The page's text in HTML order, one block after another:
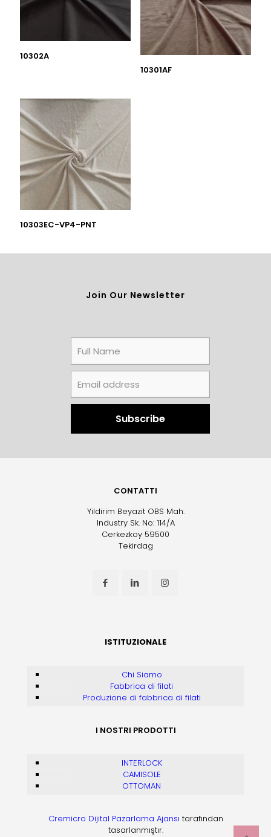
10302A
10301AF
10303EC-VP4-PNT
Join Our Newsletter
CONTATTI
Yildirim Beyazit OBS Mah.
Industry Sk. No: 114/A
Cerkezkoy 59500
Tekirdag
ISTITUZIONALE
Chi Siamo
Fabbrica di filati
Produzione di fabbrica di filati
I NOSTRI PRODOTTI
INTERLOCK
CAMISOLE
OTTOMAN
Cremicro Dijital Pazarlama Ajansı tarafından
tasarlanmıştır.